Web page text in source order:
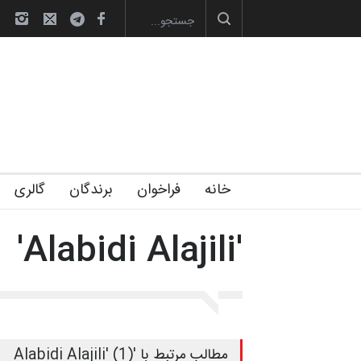
به یاد اردوغان باشول (۱۹۳۶–۲۰۲۶) کارتون و پوستر «ایران سربلند»…
خانه فراخوان برندگان گالری
'Alabidi Alajili'
مطالب مرتبط با 'Alabidi Alajili' (1)